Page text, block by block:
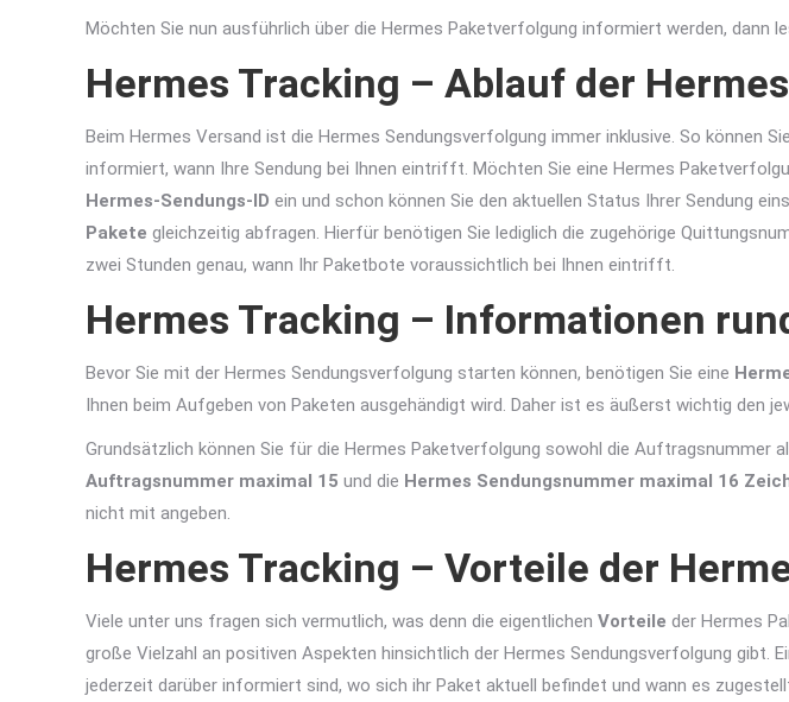
Möchten Sie nun ausführlich über die Hermes Paketverfolgung informiert werden, dann
Hermes Tracking – Ablauf der
Beim Hermes Versand ist die Hermes Sendungsverfolgung immer inklusive. So können
informiert, wann Ihre Sendung bei Ihnen eintrifft. Möchten Sie eine Hermes
Hermes-Sendungs-ID ein und schon können Sie den aktuellen Status Ihrer Sendung
Pakete gleichzeitig abfragen. Hierfür benötigen Sie lediglich die zugehörige
zwei Stunden genau, wann Ihr Paketbote voraussichtlich bei Ihnen eintrifft.
Hermes Tracking – Informationen
Bevor Sie mit der Hermes Sendungsverfolgung starten können, benötigen Sie eine
Ihnen beim Aufgeben von Paketen ausgehändigt wird. Daher ist es äußerst wichtig den
Grundsätzlich können Sie für die Hermes Paketverfolgung sowohl die Auftragsnummer
Auftragsnummer maximal 15 und die Hermes Sendungsnummer maximal 16
nicht mit angeben.
Hermes Tracking – Vorteile der
Viele unter uns fragen sich vermutlich, was denn die eigentlichen Vorteile der Hermes
große Vielzahl an positiven Aspekten hinsichtlich der Hermes Sendungsverfolgung gibt.
jederzeit darüber informiert sind, wo sich ihr Paket aktuell befindet und wann es